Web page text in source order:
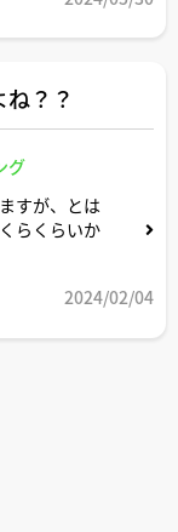
？？
グ
すが、とは
らくらいか
ラフやデー2024/02/04